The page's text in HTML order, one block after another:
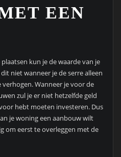
EEN
kun je de waarde van je
niet wanneer je de serre alleen
Wanneer je voor de
zul je er niet hetzelfde geld
hebt moeten investeren. Dus
je woning een aanbouw wilt
om eerst te overleggen met de